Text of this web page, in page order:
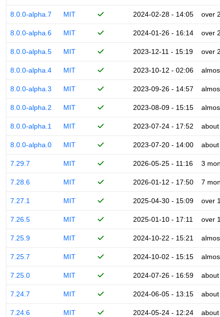
8.0.0-alpha.7 MIT 2024-02-28 - 14:05 over
8.0.0-alpha.6 MIT 2024-01-26 - 16:14 over
8.0.0-alpha.5 MIT 2023-12-11 - 15:19 over
8.0.0-alpha.4 MIT 2023-10-12 - 02:06
8.0.0-alpha.3 MIT 2023-09-26 - 14:57
8.0.0-alpha.2 MIT 2023-08-09 - 15:15
8.0.0-alpha.1 MIT 2023-07-24 - 17:52
8.0.0-alpha.0 MIT 2023-07-20 - 14:00
7.29.7 MIT 2026-05-25 - 11:16 3
7.28.6 MIT 2026-01-12 - 17:50 7
7.27.1 MIT 2025-04-30 - 15:09 over
7.26.5 MIT 2025-01-10 - 17:11 over
7.25.9 MIT 2024-10-22 - 15:21
7.25.7 MIT 2024-10-02 - 15:15
7.25.0 MIT 2024-07-26 - 16:59
7.24.7 MIT 2024-06-05 - 13:15
7.24.6 MIT 2024-05-24 - 12:24